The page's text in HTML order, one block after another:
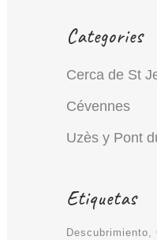
Categories
Cerca de St
Cévennes
Uzès y Pont
Etiquetas
Descubrimiento